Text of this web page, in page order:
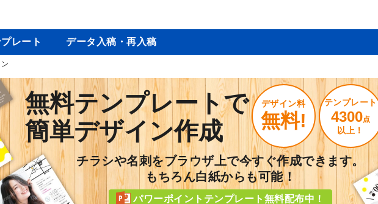
レート データ入稿・再入稿
無料テンプレートで
簡単デザイン作成
デザイン料
無料!
テンプレート
4300点
以上！
チラシや名刺をブラウザ上で今すぐ作成できます。
もちろん白紙からも可能！
パワーポイントテンプレート無料配布中！